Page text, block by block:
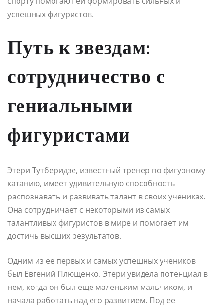
успешных фигуристов.
Путь к звездам:
сотрудничество с
гениальными
фигуристами
Этери Тутберидзе, известный тренер по фигурному
катанию, имеет удивительную способность
распознавать и развивать талант в своих учениках.
Она сотрудничает с некоторыми из самых
талантливых фигуристов в мире и помогает им
достичь высших результатов.
Одним из ее первых и самых успешных учеников
был Евгений Плющенко. Этери увидела потенциал в
нем, когда он был еще маленьким мальчиком, и
начала работать над его развитием. Под ее